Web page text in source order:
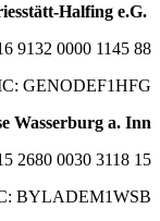
Halfing e.G.
9132 0000 1145 88
GENODEF1HFG
Wasserburg a. Inn
2680 0030 3118 15
BYLADEM1WSB